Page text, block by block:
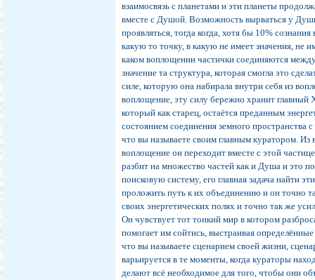
взаимосвязь с планетами и эти планеты
вместе с Душой. Возможность вырваться у
проявляться, тогда когда, хотя бы 10% сознания
какую то точку, в какую не имеет значения, не
каком воплощении частички соединяются
значение та структура, которая смогла это
силе, которую она набирала внутри себя из
воплощение, эту силу бережно хранит
который как старец, остаётся преданным
состоянием соединения земного пространства
что вы называете своим главным куратором. Из
воплощение он переходит вместе с этой
разбит на множество частей как и Душа и это
поисковую систему, его главная задача найти
проложить путь к их объединению и он точно
своих энергетических полях и точно так же
Он чувствует тот тонкий мир в котором
помогает им сойтись, выстраивая
что вы называете сценарием своей жизни,
варьируется в те моменты, когда кураторы
делают всё необходимое для того, чтобы они